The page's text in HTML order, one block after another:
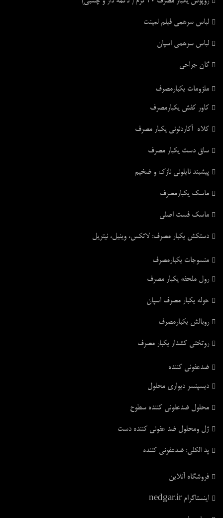
لباس سرهمی فیلم لمینت
لباس سرهمی اسپان
گان جراحی
ملزومات یکبارمصرف
کاور کفش یکبارمصرف
کلاه آکاردئونی یکبار مصرف
ساق دست یکبار مصرف
پیشبند نایلونی نازک و ضخیم
ماسک یکبارمصرف
ماسک فست اصلی
دستکش یکبار مصرف: لاتکس، وینیل، نیتریل
منسوجات یکبارمصرف
رول ملحفه یکبار مصرف
حوله یکبار مصرف اسپان
روبالش یکبارمصرف
روتختی کشدار یکبار مصرف
ضدعفونی کننده
دیسپنسر دیواری محلول
محلول ضدعفونی کننده سطوح
ژل ومحلول ضد عفونی کننده دست
پد الکلی: ضدعفونی کننده
فروشگاه آنلاین
اینستاگرام nedgar.ir